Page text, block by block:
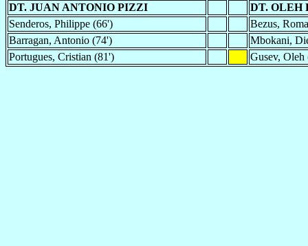
DT. JUAN ANTONIO PIZZI
DT. OLEH
Senderos, Philippe (66')
Bezus,
Barragan, Antonio (74')
Mbokani,
Portugues, Cristian (81')
Gusev, Oleh